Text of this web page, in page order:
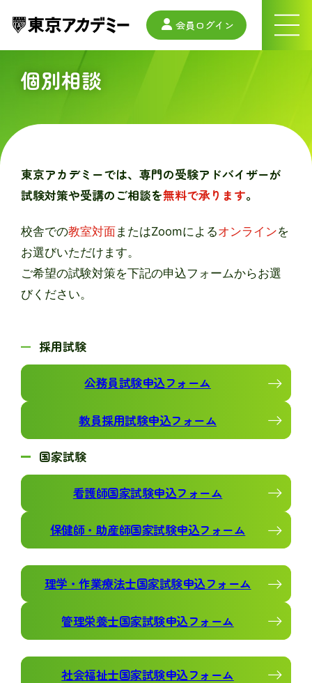
会員ログイン
ニ
個別相談
東京アカデミーでは、専門の受験アドバイザーが
試験対策や受講のご相談を無料で承ります。
校舎での教室対面またはZoomによるオンラインを
お選びいただけます。
ご希望の試験対策を下記の申込フォームからお選
びください。
採用試験
公務員試験申込フォーム
教員採用試験申込フォーム
国家試験
看護師国家試験申込フォーム
保健師・助産師国家試験申込フォーム
理学・作業療法士国家試験申込フォーム
管理栄養士国家試験申込フォーム
社会福祉士国家試験申込フォーム